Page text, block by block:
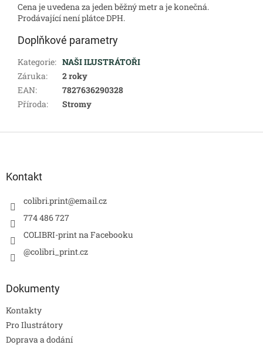
Cena je uvedena za jeden běžný metr a je konečná.
Prodávající není plátce DPH.
Doplňkové parametry
Kategorie: NAŠI ILUSTRÁTOŘI
Záruka:
2 roky
EAN:
7827636290328
Příroda: Stromy
Kontakt
colibri.print@email.cz
774 486 727
COLIBRI-print na Facebooku
@colibri_print.cz
Dokumenty
Kontakty
Pro Ilustrátory
Doprava a dodání